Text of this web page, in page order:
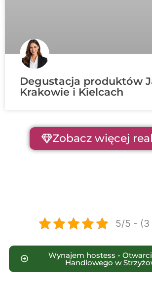
Degustacja produktów
Krakowie i Kielcach
Zobacz więcej
5/5 - (3
Wynajem hostess -
Handlowego w